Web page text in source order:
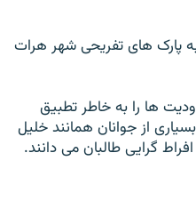
پارک های تفریحی شهر هرات
ها را به خاطر تطبیق
از جوانان همانند خلیل
گرایی طالبان می دانند.